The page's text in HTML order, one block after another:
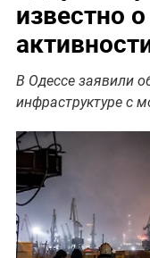
известно
В Одессе заявили
инфраструктуре с